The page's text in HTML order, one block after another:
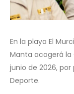
En la playa El
Manta acogerá la
junio de 2026,
Deporte.